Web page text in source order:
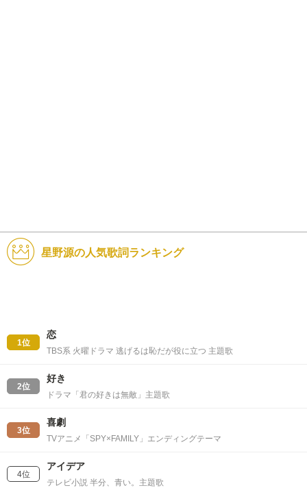
星野源の人気歌詞ランキング
1位
恋
TBS系 火曜ドラマ 逃げるは恥だが役に立つ 主題歌
2位
好き
ドラマ「君の好きは無敵」主題歌
3位
喜劇
TVアニメ「SPY×FAMILY」エンディングテーマ
4位
アイデア
テレビ小説 半分、青い。主題歌